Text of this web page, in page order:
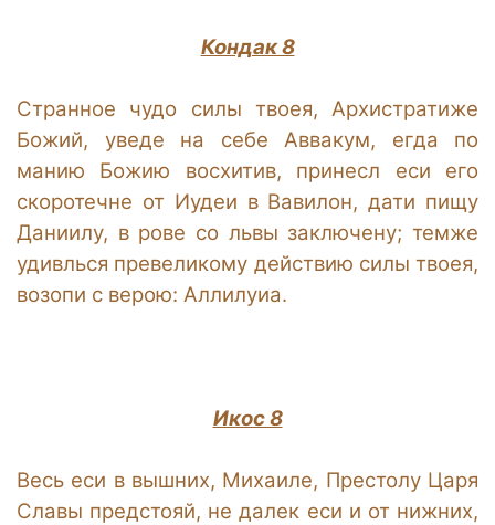
Кондак 8
Странное чудо силы твоея, Архистратиже
Божий, уведе на себе Аввакум, егда по
манию Божию восхитив, принесл еси его
скоротечне от Иудеи в Вавилон, дати пищу
Даниилу, в рове со львы заключену; темже
удивлься превеликому действию силы твоея,
возопи с верою: Аллилуиа.
Икос 8
Весь еси в вышних, Михаиле, Престолу Царя
Славы предстояй, не далек еси и от нижних,